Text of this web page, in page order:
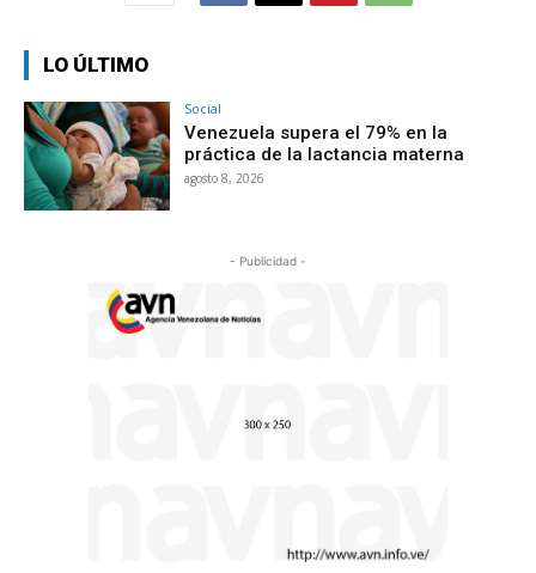
LO ÚLTIMO
Social
Venezuela supera el 79% en la
práctica de la lactancia materna
agosto 8, 2026
- Publicidad -